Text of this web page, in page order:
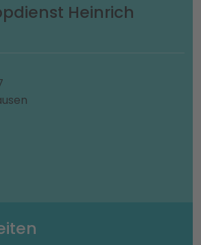
Heinrich